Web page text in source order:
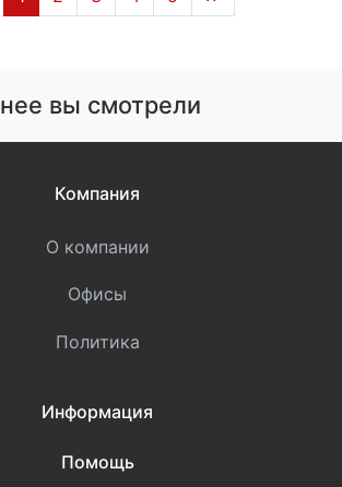
вы смотрели
Компания
О компании
Офисы
Политика
Информация
Помощь